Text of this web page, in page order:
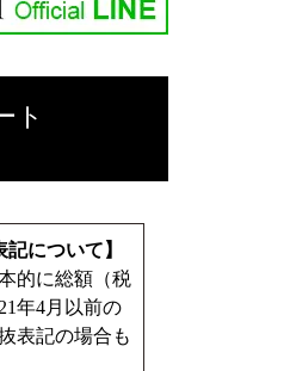
ト
記について】
的に総額（税
年4月以前の
表記の場合も